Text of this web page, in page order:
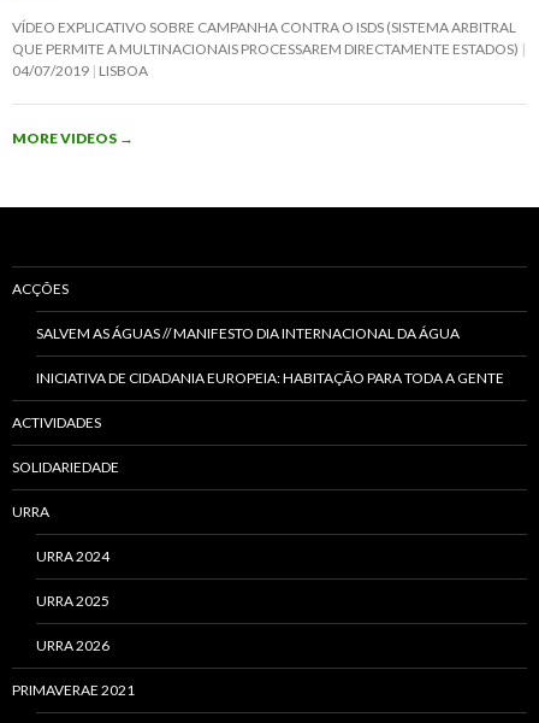
VÍDEO EXPLICATIVO SOBRE CAMPANHA CONTRA O ISDS (SISTEMA ARBITRAL
QUE PERMITE A MULTINACIONAIS PROCESSAREM DIRECTAMENTE ESTADOS)
04/07/2019 LISBOA
MORE VIDEOS →
ACÇÕES
SALVEM AS ÁGUAS // MANIFESTO DIA INTERNACIONAL DA ÁGUA
INICIATIVA DE CIDADANIA EUROPEIA: HABITAÇÃO PARA TODA A GENTE
ACTIVIDADES
SOLIDARIEDADE
URRA
URRA 2024
URRA 2025
URRA 2026
PRIMAVERAE 2021